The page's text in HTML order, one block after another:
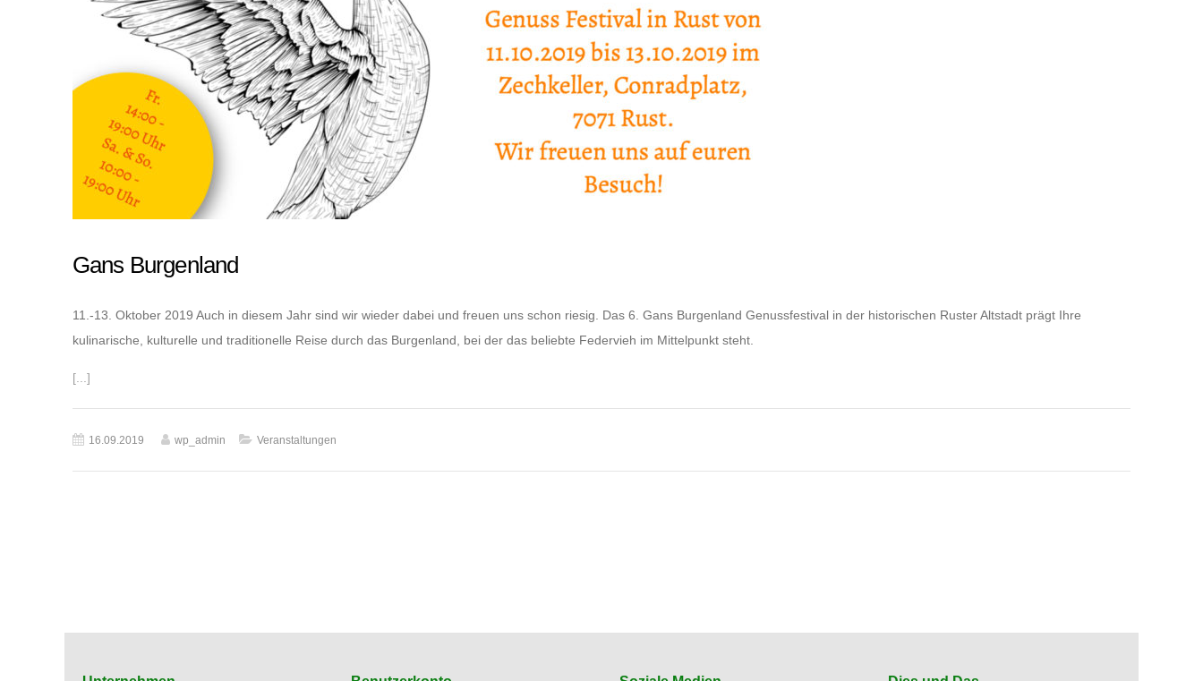
Gans Burgenland
11.-13. Oktober 2019 Auch in diesem Jahr sind wir wieder dabei und freuen uns schon riesig. Das 6. Gans Burgenland Genussfestival in der historischen Ruster Altstadt prägt Ihre
kulinarische, kulturelle und traditionelle Reise durch das Burgenland, bei der das beliebte Federvieh im Mittelpunkt steht.
[...]
16.09.2019 wp_admin Veranstaltungen